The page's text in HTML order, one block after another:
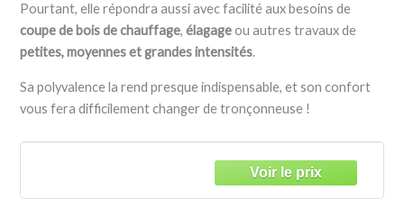
Pourtant, elle répondra aussi avec facilité aux besoins de
coupe de bois de chauffage,élagageou autres travaux de
petites, moyennes et grandes intensités.
Sa polyvalence la rend presque indispensable, et son confort
vous fera difficilement changer de tronçonneuse !